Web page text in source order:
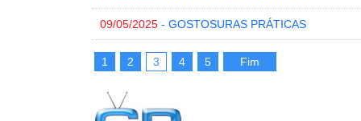
09/05/2025 - GOSTOSURAS PRÁTICAS
1 2 3 4 5 Fim